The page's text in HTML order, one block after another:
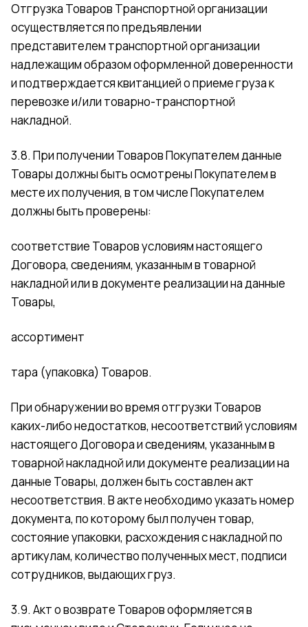
Отгрузка Товаров Транспортной организации
осуществляется по предъявлении
представителем транспортной организации
надлежащим образом оформленной доверенности
и подтверждается квитанцией о приеме груза к
перевозке и/или товарно-транспортной
накладной.
3.8. При получении Товаров Покупателем данные
Товары должны быть осмотрены Покупателем в
месте их получения, в том числе Покупателем
должны быть проверены:
соответствие Товаров условиям настоящего
Договора, сведениям, указанным в товарной
накладной или в документе реализации на данные
Товары,
ассортимент
тара (упаковка) Товаров.
При обнаружении во время отгрузки Товаров
каких-либо недостатков, несоответствий условиям
настоящего Договора и сведениям, указанным в
товарной накладной или документе реализации на
данные Товары, должен быть составлен акт
несоответствия. В акте необходимо указать номер
документа, по которому был получен товар,
состояние упаковки, расхождения с накладной по
артикулам, количество полученных мест, подписи
сотрудников, выдающих груз.
3.9. Акт о возврате Товаров оформляется в